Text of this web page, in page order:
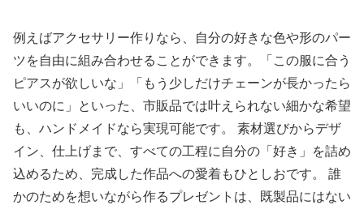
例えばアクセサリー作りなら、自分の好きな色や形のパー
ツを自由に組み合わせることができます。「この服に合う
ピアスが欲しいな」「もう少しだけチェーンが長かったら
いいのに」といった、市販品では叶えられない細かな希望
も、ハンドメイドなら実現可能です。 素材選びからデザ
イン、仕上げまで、すべての工程に自分の「好き」を詰め
込めるため、完成した作品への愛着もひとしおです。 誰
かのためを想いながら作るプレゼントは、既製品にはない